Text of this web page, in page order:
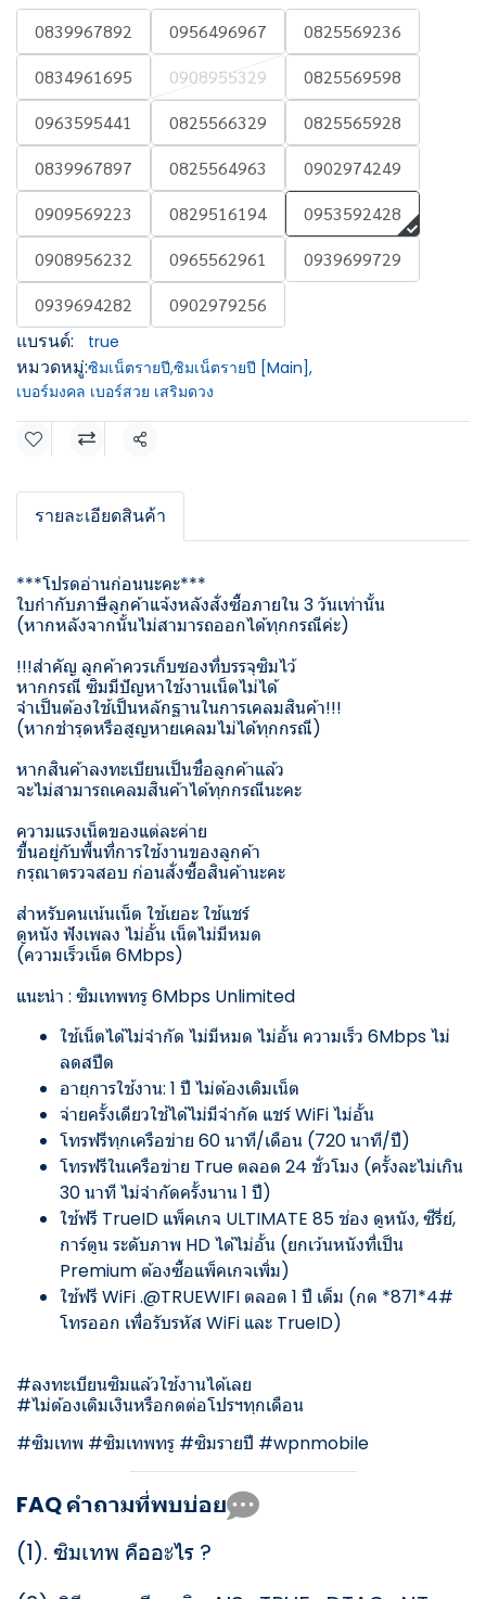
0839967892 0956496967
0825569236
0834961695
0908955329
0825569598
0963595441
0825566329
0825565928
0839967897
0825564963
0902974249
0909569223
0829516194
0953592428
0908956232
0965562961
0939699729
0939694282
0902979256
แบรนด์: true
หมวดหมู่:ซิมเน็ตรายปี,ซิมเน็ตรายปี [Main],
เบอร์มงคล เบอร์สวย เสริมดวง
แชร์
รายละเอียดสินค้า
***โปรดอ่านก่อนนะคะ***
ใบกำกับภาษีลูกค้าแจ้งหลังสั่งซื้อภายใน 3 วันเท่านั้น
(หากหลังจากนั้นไม่สามารถออกได้ทุกกรณีค่ะ)
!!!สำคัญ ลูกค้าควรเก็บซองที่บรรจุซิมไว้
หากกรณี ซิมมีปัญหาใช้งานเน็ตไม่ได้
จำเป็นต้องใช้เป็นหลักฐานในการเคลมสินค้า!!!
(หากชำรุดหรือสูญหายเคลมไม่ได้ทุกกรณี)
หากสินค้าลงทะเบียนเป็นชื่อลูกค้าแล้ว
จะไม่สามารถเคลมสินค้าได้ทุกกรณีนะคะ
ความแรงเน็ตของแต่ละค่าย
ขึ้นอยู่กับพื้นที่การใช้งานของลูกค้า
กรุณาตรวจสอบ ก่อนสั่งซื้อสินค้านะคะ
สำหรับคนเน้นเน็ต ใช้เยอะ ใช้แชร์
ดูหนัง ฟังเพลง ไม่อั้น เน็ตไม่มีหมด
(ความเร็วเน็ต 6Mbps)
แนะนำ : ซิมเทพทรู 6Mbps Unlimited
ใช้เน็ตได้ไม่จำกัด ไม่มีหมด ไม่อั้น ความเร็ว 6Mbps ไม่
ลดสปีด
อายุการใช้งาน: 1 ปี ไม่ต้องเติมเน็ต
จ่ายครั้งเดียวใช้ได้ไม่มีจำกัด แชร์ WiFi ไม่อั้น
โทรฟรีทุกเครือข่าย 60 นาที/เดือน (720 นาที/ปี)
โทรฟรีในเครือข่าย True ตลอด 24 ชั่วโมง (ครั้งละไม่เกิน
30 นาที ไม่จำกัดครั้งนาน 1 ปี)
ใช้ฟรี TrueID แพ็คเกจ ULTIMATE 85 ช่อง ดูหนัง, ซีรี่ย์,
การ์ตูน ระดับภาพ HD ได้ไม่อั้น (ยกเว้นหนังที่เป็น
Premium ต้องซื้อแพ็คเกจเพิ่ม)
ใช้ฟรี WiFi .@TRUEWIFI ตลอด 1 ปี เต็ม (กด *871*4#
โทรออก เพื่อรับรหัส WiFi และ TrueID)
#ลงทะเบียนซิมแล้วใช้งานได้เลย
#ไม่ต้องเติมเงินหรือกดต่อโปรฯทุกเดือน
#ซิมเทพ #ซิมเทพทรู #ซิมรายปี #wpnmobile
FAQ คำถามที่พบบ่อย
(1). ซิมเทพ คืออะไร ?